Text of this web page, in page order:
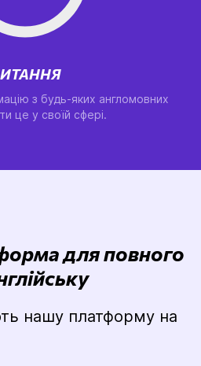
з будь-яких англомовних
це у своїй сфері.
для повного
нашу платформу на